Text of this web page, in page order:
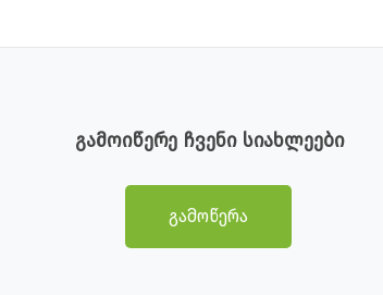
გამოიწერე ჩვენი სიახლეები
გამოწერა